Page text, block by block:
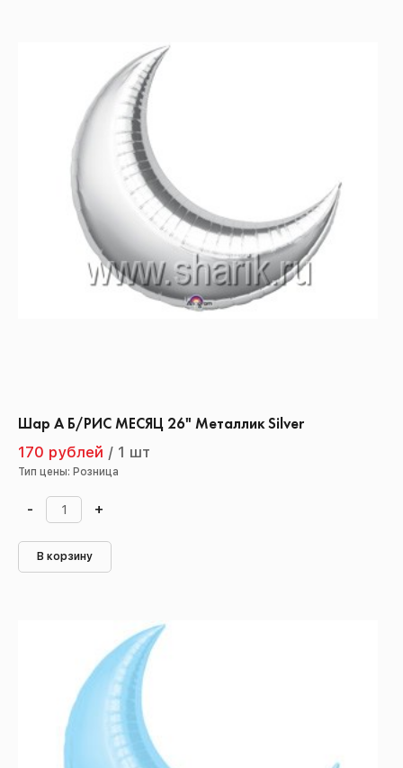
Шар А Б/РИС МЕСЯЦ 26" Металлик Silver
170 рублей / 1 шт
Тип цены: Розница
- +
В корзину